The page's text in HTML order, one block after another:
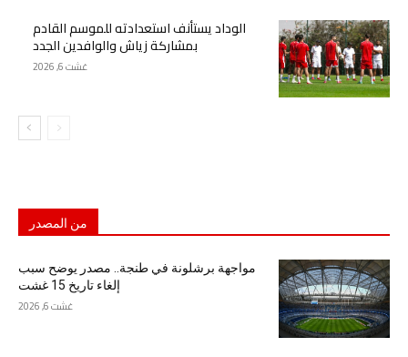
الوداد يستأنف استعدادته للموسم القادم
بمشاركة زياش والوافدين الجدد
غشت 6, 2026
من المصدر
مواجهة برشلونة في طنجة.. مصدر يوضح سبب
إلغاء تاريخ 15 غشت
غشت 6, 2026